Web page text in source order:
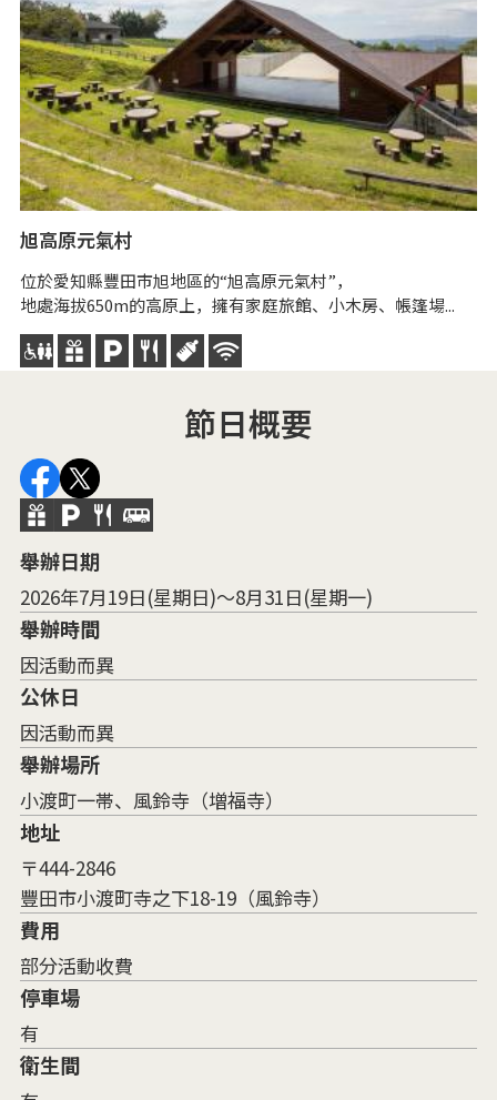
旭高原元氣村
位於愛知縣豐田市旭地區的“旭高原元氣村”，
地處海拔650m的高原上，擁有家庭旅館、小木房、帳篷場...
節日概要
舉辦日期
2026年7月19日(星期日)～8月31日(星期一)
舉辦時間
因活動而異
公休日
因活動而異
舉辦場所
小渡町一帯、風鈴寺（増福寺）
地址
〒444-2846
豐田市小渡町寺之下18-19（風鈴寺）
費用
部分活動收費
停車場
有
衛生間